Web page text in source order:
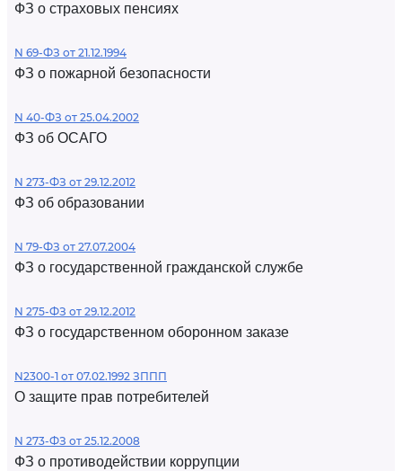
ФЗ о страховых пенсиях
N 69-ФЗ от 21.12.1994
ФЗ о пожарной безопасности
N 40-ФЗ от 25.04.2002
ФЗ об ОСАГО
N 273-ФЗ от 29.12.2012
ФЗ об образовании
N 79-ФЗ от 27.07.2004
ФЗ о государственной гражданской службе
N 275-ФЗ от 29.12.2012
ФЗ о государственном оборонном заказе
N2300-1 от 07.02.1992 ЗППП
О защите прав потребителей
N 273-ФЗ от 25.12.2008
ФЗ о противодействии коррупции